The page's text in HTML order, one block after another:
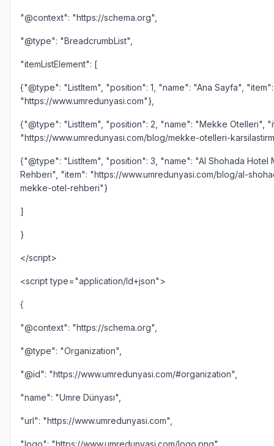
"@context": "https://schema.org",
"@type": "BreadcrumbList",
"itemListElement": [
{"@type": "ListItem", "position": 1, "name": "Ana Sayfa", "item":
"https://www.umredunyasi.com"},
{"@type": "ListItem", "position": 2, "name": "Mekke Otelleri",
"https://www.umredunyasi.com/blog/mekke-otelleri-
{"@type": "ListItem", "position": 3, "name": "Al Shohada Hotel
Rehberi", "item": "https://www.umredunyasi.com/blog/al-
mekke-otel-rehberi"}
]
}
</script>
<script type="application/ld+json">
{
"@context": "https://schema.org",
"@type": "Organization",
"@id": "https://www.umredunyasi.com/#organization",
"name": "Umre Dünyası",
"url": "https://www.umredunyasi.com",
"logo": "https://www.umredunyasi.com/logo.png",